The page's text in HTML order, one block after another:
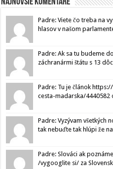
Najnovšie komentáre
Padre: Viete čo treba na
hlasov v našom
Padre: Ak sa tu budeme
záchranármi štátu s 13
Padre: Tu je článok
cesta-madarska/4440582
Padre: Vyzývam všetkých
tak nebuďte tak hlúpi že
Padre: Slováci ak
/vygooglite si/ za